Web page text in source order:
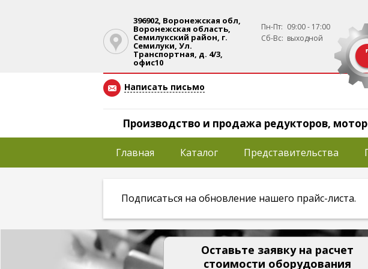
Главная Каталог Представительства
396902, Воронежская обл,
Воронежская область,
Семилукский район, г.
Семилуки, Ул.
Транспортная, д. 4/3,
офис10
Пн-Пт: 09:00 - 17:00
Сб-Вс: выходной
Написать письмо
Производство и продажа редукторов,
Подписаться на обновление нашего прайс-листа.
Оставьте заявку на расчет
стоимости оборудования